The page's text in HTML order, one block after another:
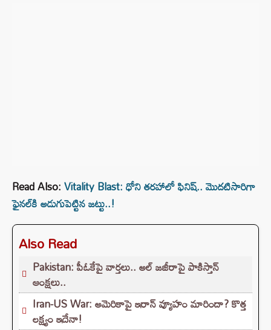
Read Also:Vitality Blast: ధోని తరహాలో ఫినిష్.. మొదటిసారిగా
ఫైనల్⁭కి అడుగుపెట్టిన జట్టు..!
Also Read
Pakistan: పీఓకేపై వార్తలు.. అల్ జజీరాపై పాకిస్తాన్
ఆంక్షలు..
Iran-US War: అమెరికాపై ఇరాన్ వ్యూహం మారిందా? కొత్త
లక్ష్యం ఇదేనా!